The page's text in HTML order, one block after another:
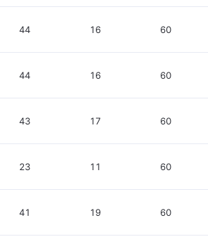
44 16 60
44 16 60
43 17 60
23 11 60
41 19 60